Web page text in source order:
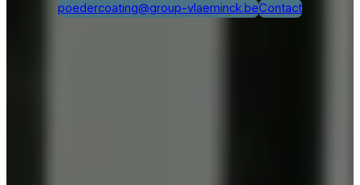
poedercoating@group-vlaeminck.beContact